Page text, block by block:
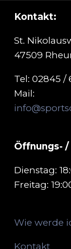
Kontakt:
St.
47509
Tel: 02845 /
Mail:
Öffnungs-
Dienstag:
Freitag:
Wie werde
Kontakt